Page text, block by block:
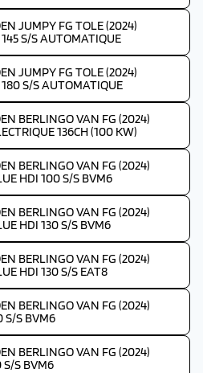
JUMPY FG TOLE (2024)
S/S AUTOMATIQUE
JUMPY FG TOLE (2024)
S/S AUTOMATIQUE
BERLINGO VAN FG (2024)
136CH (100 KW)
BERLINGO VAN FG (2024)
HDI 100 S/S BVM6
BERLINGO VAN FG (2024)
HDI 130 S/S BVM6
BERLINGO VAN FG (2024)
HDI 130 S/S EAT8
BERLINGO VAN FG (2024)
S/S BVM6
BERLINGO VAN FG (2024)
S/S BVM6